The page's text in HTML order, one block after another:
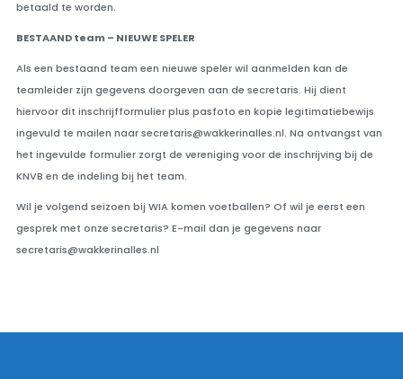
betaald te worden.
BESTAAND team – NIEUWE SPELER
Als een bestaand team een nieuwe speler wil aanmelden kan de
teamleider zijn gegevens doorgeven aan de secretaris. Hij dient
hiervoor dit inschrijfformulier plus pasfoto en kopie legitimatiebewijs
ingevuld te mailen naar secretaris@wakkerinalles.nl. Na ontvangst van
het ingevulde formulier zorgt de vereniging voor de inschrijving bij de
KNVB en de indeling bij het team.
Wil je volgend seizoen bij WIA komen voetballen? Of wil je eerst een
gesprek met onze secretaris? E-mail dan je gegevens naar
secretaris@wakkerinalles.nl